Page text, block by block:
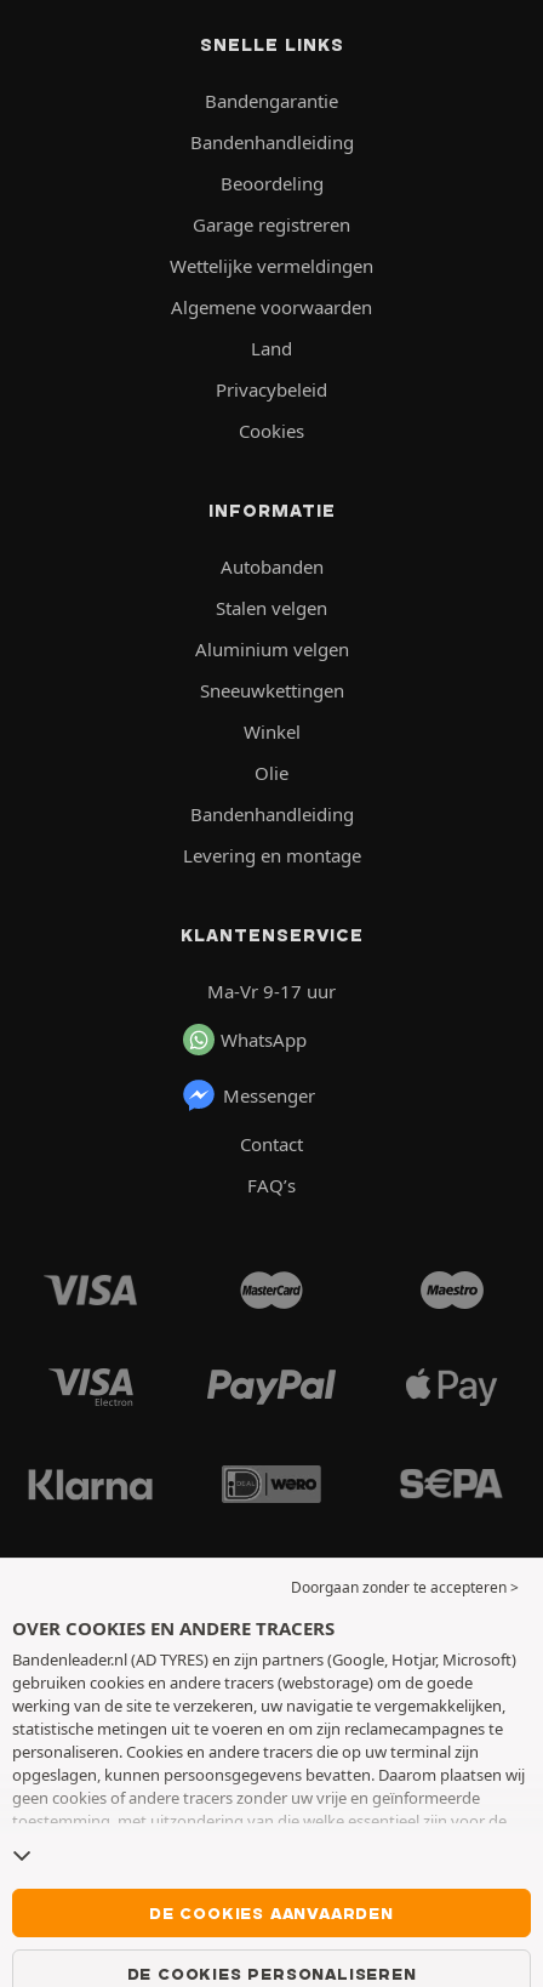
SNELLE LINKS
Bandengarantie
Bandenhandleiding
Beoordeling
Garage registreren
Wettelijke vermeldingen
Algemene voorwaarden
Land
Privacybeleid
Cookies
INFORMATIE
Autobanden
Stalen velgen
Aluminium velgen
Sneeuwkettingen
Winkel
Olie
Bandenhandleiding
Levering en montage
KLANTENSERVICE
Ma-Vr 9-17 uur
WhatsApp
Messenger
Contact
FAQ’s
Doorgaan zonder te accepteren >
OVER COOKIES EN ANDERE TRACERS
Bandenleader.nl (AD TYRES) en zijn partners (Google, Hotjar, Microsoft)
gebruiken cookies en andere tracers (webstorage) om de goede
werking van de site te verzekeren, uw navigatie te vergemakkelijken,
statistische metingen uit te voeren en om zijn reclamecampagnes te
personaliseren. Cookies en andere tracers die op uw terminal zijn
opgeslagen, kunnen persoonsgegevens bevatten. Daarom plaatsen wij
geen cookies of andere tracers zonder uw vrije en geïnformeerde
toestemming, met uitzondering van die welke essentieel zijn voor de
toestemming op elk moment intrekken door naar de pagina over
cookies en andere tracerste gaan. U kunt ervoor kiezen om verder te
surfen zonder het deponeren van cookies of andere tracers te
aanvaarden. Weigering verhindert de toegang tot diensten niet AD
TYRES. Voor meer informatie,
DE COOKIES AANVAARDEN
DE COOKIES PERSONALISEREN